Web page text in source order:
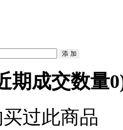
期成交数量0
过此商品